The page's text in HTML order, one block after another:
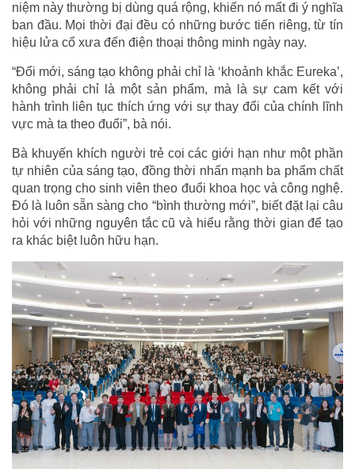
niệm này thường bị dùng quá rộng, khiến nó mất đi ý nghĩa
ban đầu. Mọi thời đại đều có những bước tiến riêng, từ tín
hiệu lửa cổ xưa đến điện thoại thông minh ngày nay.
“Đổi mới, sáng tạo không phải chỉ là ‘khoảnh khắc Eureka’,
không phải chỉ là một sản phẩm, mà là sự cam kết với
hành trình liên tục thích ứng với sự thay đổi của chính lĩnh
vực mà ta theo đuổi”, bà nói.
Bà khuyến khích người trẻ coi các giới hạn như một phần
tự nhiên của sáng tạo, đồng thời nhấn mạnh ba phẩm chất
quan trọng cho sinh viên theo đuổi khoa học và công nghệ.
Đó là luôn sẵn sàng cho “bình thường mới”, biết đặt lại câu
hỏi với những nguyên tắc cũ và hiểu rằng thời gian để tạo
ra khác biệt luôn hữu hạn.